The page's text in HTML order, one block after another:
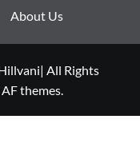
About Us
All Rights
themes.